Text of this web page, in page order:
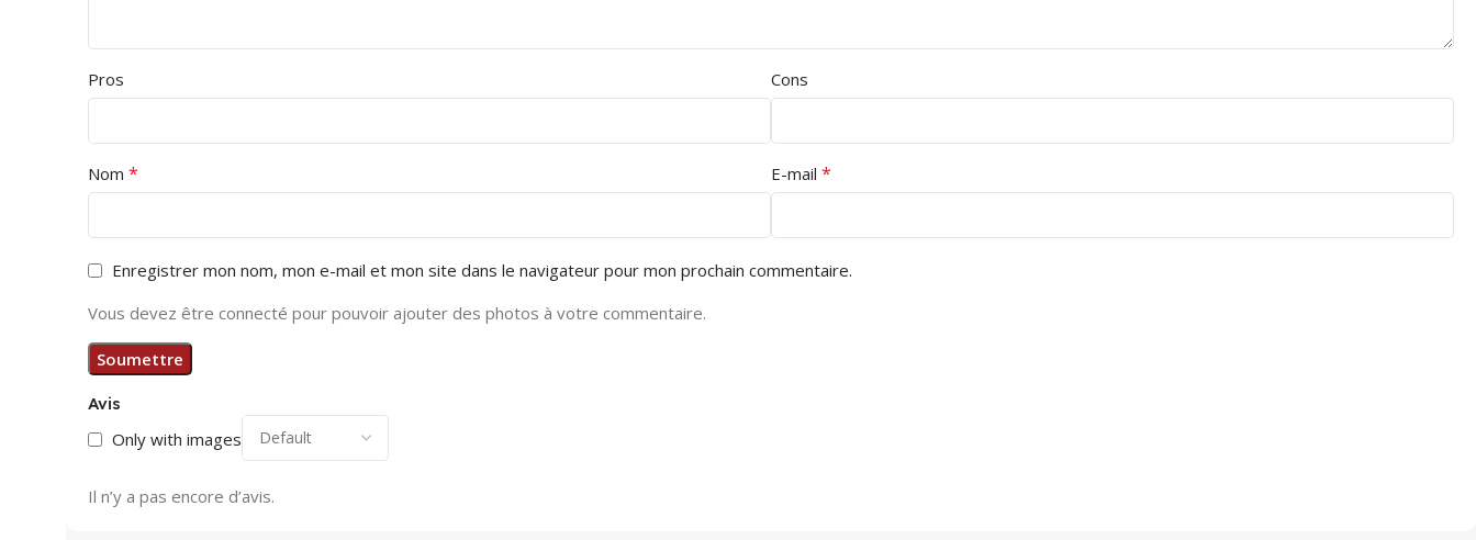
Avis
Only with images
Il n’y a pas encore d’avis.
Pros Cons
Nom * E-mail *
Enregistrer mon nom, mon e-mail et mon site dans le navigateur pour mon prochain commentaire.
Vous devez être connecté pour pouvoir ajouter des photos à votre commentaire.